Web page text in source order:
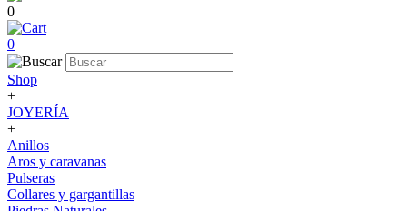
0
0
Shop
+
JOYERÍA
+
Anillos
Aros y caravanas
Pulseras
Collares y gargantillas